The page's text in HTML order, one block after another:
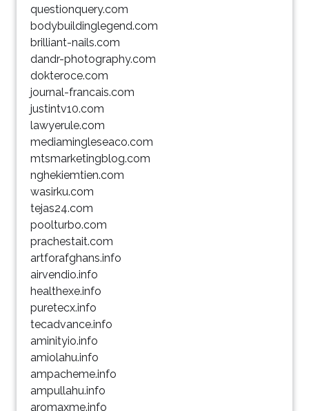
questionquery.com
bodybuildinglegend.com
brilliant-nails.com
dandr-photography.com
dokteroce.com
journal-francais.com
justintv10.com
lawyerule.com
mediamingleseaco.com
mtsmarketingblog.com
nghekiemtien.com
wasirku.com
tejas24.com
poolturbo.com
prachestait.com
artforafghans.info
airvendio.info
healthexe.info
puretecx.info
tecadvance.info
aminityio.info
amiolahu.info
ampacheme.info
ampullahu.info
aromaxme.info